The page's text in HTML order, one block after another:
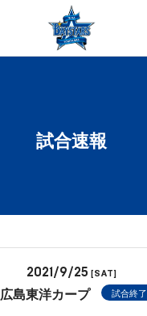
試合速報
2021/9/25 [SAT]
広島東洋カープ 試合終了